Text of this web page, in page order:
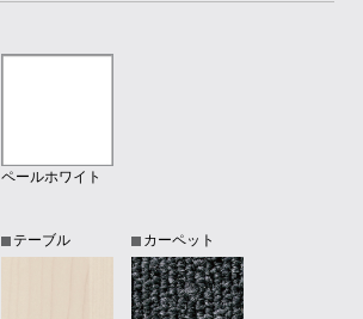
ペールホワイト
テーブル カーペット